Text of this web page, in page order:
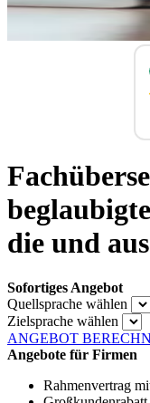
die und
Sofortiges Angebot
Quellsprache wählen
Zielsprache wählen
ANGEBOT
Angebote für Firmen
Rahmenvertrag